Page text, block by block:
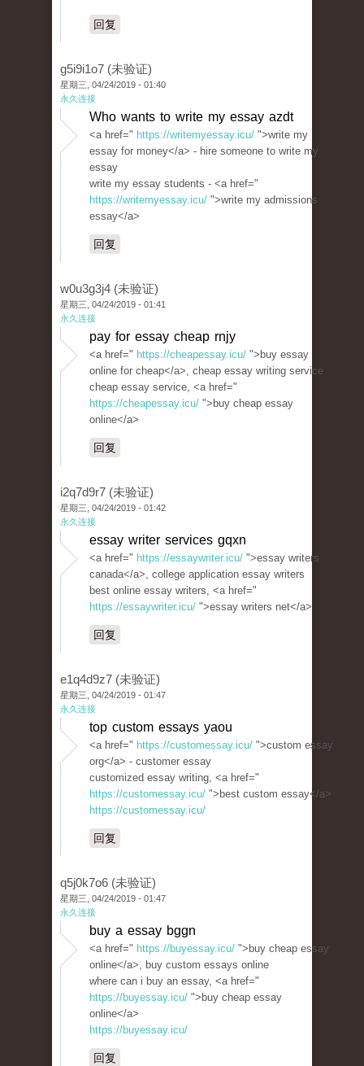
回复
g5i9i1o7 (未验证)
星期三, 04/24/2019 - 01:40
永久连接
Who wants to write my essay azdt
<a href=" https://writemyessay.icu/ ">write my
essay for money</a> - hire someone to write my
essay
write my essay students - <a href="
https://writemyessay.icu/ ">write my admissions
essay</a>
回复
w0u3g3j4 (未验证)
星期三, 04/24/2019 - 01:41
永久连接
pay for essay cheap rnjy
<a href=" https://cheapessay.icu/ ">buy essay
online for cheap</a>, cheap essay writing service
cheap essay service, <a href="
https://cheapessay.icu/ ">buy cheap essay
online</a>
回复
i2q7d9r7 (未验证)
星期三, 04/24/2019 - 01:42
永久连接
essay writer services gqxn
<a href=" https://essaywriter.icu/ ">essay writers
canada</a>, college application essay writers
best online essay writers, <a href="
https://essaywriter.icu/ ">essay writers net</a>
回复
e1q4d9z7 (未验证)
星期三, 04/24/2019 - 01:47
永久连接
top custom essays yaou
<a href=" https://customessay.icu/ ">custom essay
org</a> - customer essay
customized essay writing, <a href="
https://customessay.icu/ ">best custom essay</a>
https://customessay.icu/
回复
q5j0k7o6 (未验证)
星期三, 04/24/2019 - 01:47
永久连接
buy a essay bggn
<a href=" https://buyessay.icu/ ">buy cheap essay
online</a>, buy custom essays online
where can i buy an essay, <a href="
https://buyessay.icu/ ">buy cheap essay
online</a>
https://buyessay.icu/
回复